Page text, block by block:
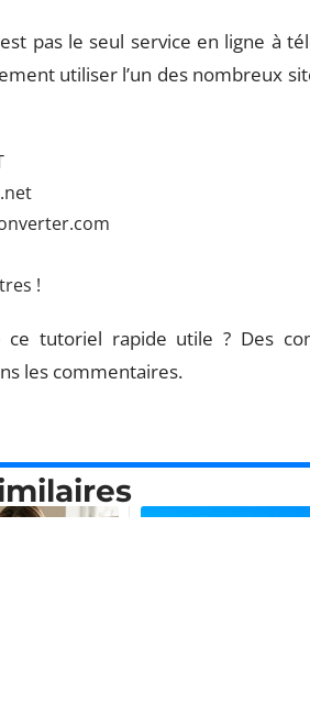
pas le seul service en ligne à
utiliser l’un des nombreux
!
ce tutoriel rapide utile ? Des
les commentaires.